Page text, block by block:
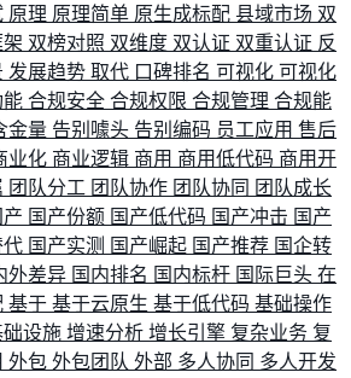
原理 原理简单 原生成标配 县域市场 双
双榜对照 双维度 双认证 双重认证 反
发展趋势 取代 口碑排名 可视化 可视化
能 合规安全 合规权限 合规管理 合规能
金量 告别噱头 告别编码 员工应用 售后
业化 商业逻辑 商用 商用低代码 商用开
团队分工 团队协作 团队协同 团队成长
产 国产份额 国产低代码 国产冲击 国产
代 国产实测 国产崛起 国产推荐 国企转
外差异 国内排名 国内标杆 国际巨头 在
基于 基于云原生 基于低代码 基础操作
础设施 增速分析 增长引擎 复杂业务 复
外包 外包团队 外部 多人协同 多人开发